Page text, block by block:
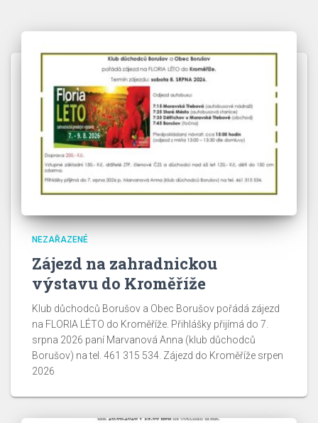
NEZAŘAZENÉ
Zájezd na zahradnickou
výstavu do Kroměříže
Klub důchodců Borušov a Obec Borušov pořádá zájezd
na FLORIA LÉTO do Kroměříže. Přihlášky přijímá do 7.
srpna 2026 paní Marvanová Anna (klub důchodců
Borušov) na tel. 461 315 534. Zájezd do Kroměříže srpen
2026